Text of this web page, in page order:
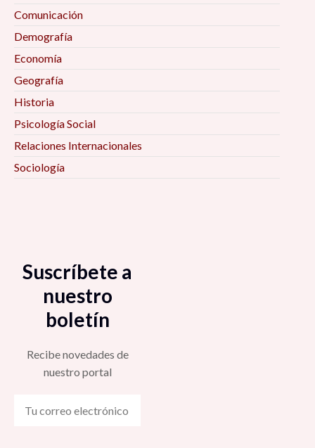
Comunicación
Demografía
Economía
Geografía
Historia
Psicología Social
Relaciones Internacionales
Sociología
Suscríbete a
nuestro
boletín
Recibe novedades de
nuestro portal